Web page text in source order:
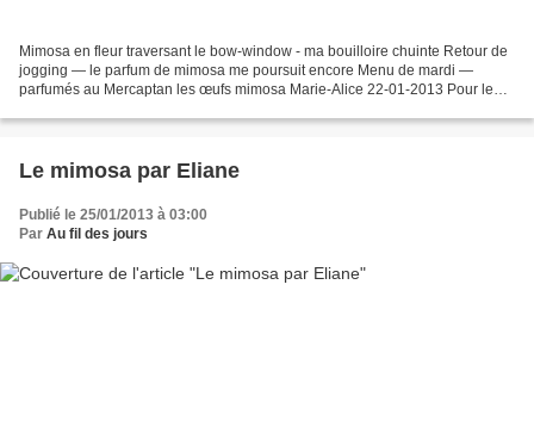
Mimosa en fleur traversant le bow-window - ma bouilloire chuinte Retour de
jogging — le parfum de mimosa me poursuit encore Menu de mardi —
parfumés au Mercaptan les œufs mimosa Marie-Alice 22-01-2013 Pour le
Le mimosa par Eliane
Publié le 25/01/2013 à 03:00
Par Au fil des jours